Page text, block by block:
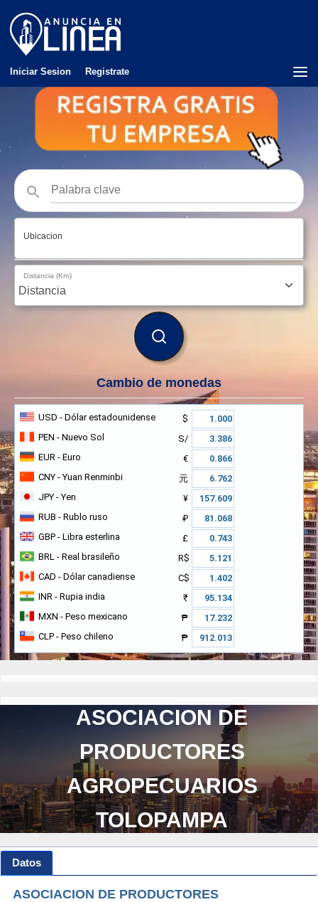
Iniciar Sesion Registrate
Ubicacion
Distancia (Km)
BUSCAR
Cambio de monedas
USD - Dólar estadounidense
$
PEN - Nuevo Sol
S/
EUR - Euro
€
CNY - Yuan Renminbi
元
JPY - Yen
¥
RUB - Rublo ruso
₽
GBP - Libra esterlina
£
BRL - Real brasileño
R$
CAD - Dólar canadiense
C$
INR - Rupia india
₹
MXN - Peso mexicano
₱
CLP - Peso chileno ₱
ASOCIACION DE
PRODUCTORES
AGROPECUARIOS
TOLOPAMPA
Datos
ASOCIACION DE PRODUCTORES